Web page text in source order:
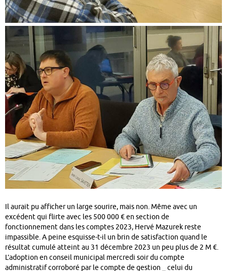
Il aurait pu afficher un large sourire, mais non. Même avec un
excédent qui flirte avec les 500 000 € en section de
fonctionnement dans les comptes 2023, Hervé Mazurek reste
impassible. A peine esquisse-t-il un brin de satisfaction quand le
résultat cumulé atteint au 31 décembre 2023 un peu plus de 2 M €.
L’adoption en conseil municipal mercredi soir du compte
administratif corroboré par le compte de gestion _ celui du